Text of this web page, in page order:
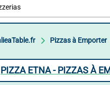
Pizzas à Emporter
PIZZA ETNA - PIZZAS À